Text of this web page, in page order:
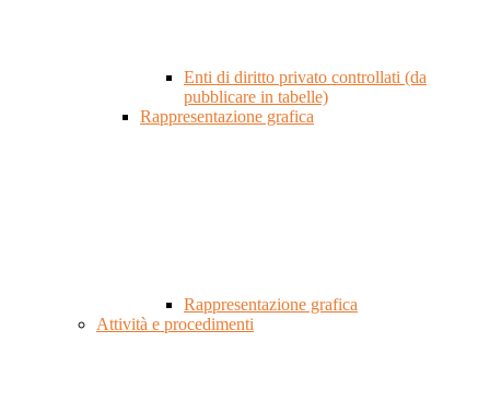
Enti di diritto privato controllati (da
pubblicare in tabelle)
Rappresentazione grafica
Rappresentazione grafica
Attività e procedimenti